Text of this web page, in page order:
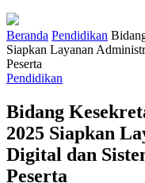
Beranda Pendidikan
Siapkan Layanan
Peserta
Pendidikan
Bidang
2025 Siapkan
Digital dan
Peserta